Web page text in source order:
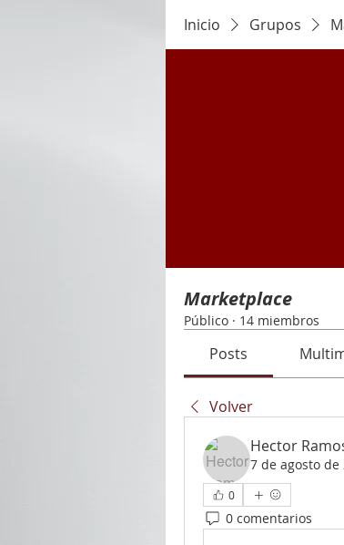
Inicio Grupos
Marketplace
Público · 14 miembros
Posts
Volver
Hector
7 de agosto de
0
0 comentarios